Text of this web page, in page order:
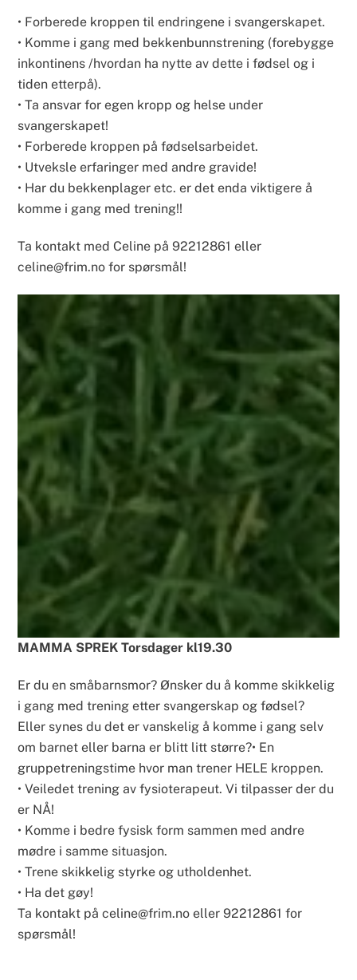
• Forberede kroppen til endringene i svangerskapet.
• Komme i gang med bekkenbunnstrening (forebygge
inkontinens /hvordan ha nytte av dette i fødsel og i
tiden etterpå).
• Ta ansvar for egen kropp og helse under
svangerskapet!
• Forberede kroppen på fødselsarbeidet.
• Utveksle erfaringer med andre gravide!
• Har du bekkenplager etc. er det enda viktigere å
komme i gang med trening!!
Ta kontakt med Celine på 92212861 eller
celine@frim.no for spørsmål!
MAMMA SPREK Torsdager kl19.30
Er du en småbarnsmor? Ønsker du å komme skikkelig
i gang med trening etter svangerskap og fødsel?
Eller synes du det er vanskelig å komme i gang selv
om barnet eller barna er blitt litt større?• En
gruppetreningstime hvor man trener HELE kroppen.
• Veiledet trening av fysioterapeut. Vi tilpasser der du
er NÅ!
• Komme i bedre fysisk form sammen med andre
mødre i samme situasjon.
• Trene skikkelig styrke og utholdenhet.
• Ha det gøy!
Ta kontakt på celine@frim.no eller 92212861 for
spørsmål!